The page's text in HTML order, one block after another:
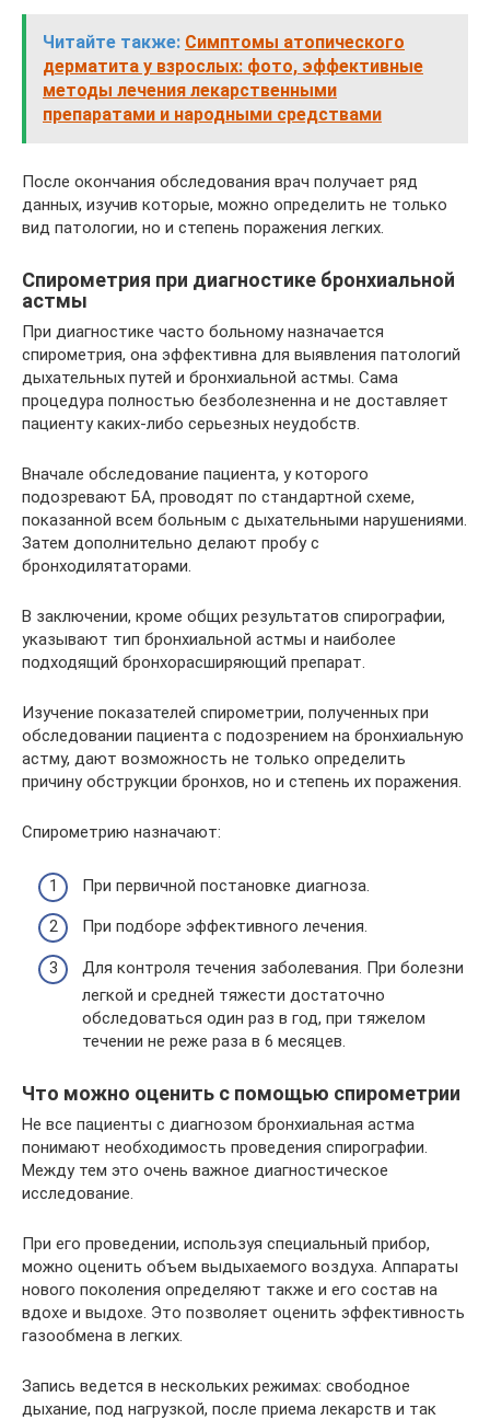
Читайте также: Симптомы атопического
дерматита у взрослых: фото, эффективные
методы лечения лекарственными
препаратами и народными средствами
После окончания обследования врач получает ряд
данных, изучив которые, можно определить не только
вид патологии, но и степень поражения легких.
Спирометрия при диагностике бронхиальной
астмы
При диагностике часто больному назначается
спирометрия, она эффективна для выявления патологий
дыхательных путей и бронхиальной астмы. Сама
процедура полностью безболезненна и не доставляет
пациенту каких-либо серьезных неудобств.
Вначале обследование пациента, у которого
подозревают БА, проводят по стандартной схеме,
показанной всем больным с дыхательными нарушениями.
Затем дополнительно делают пробу с
бронходилятаторами.
В заключении, кроме общих результатов спирографии,
указывают тип бронхиальной астмы и наиболее
подходящий бронхорасширяющий препарат.
Изучение показателей спирометрии, полученных при
обследовании пациента с подозрением на бронхиальную
астму, дают возможность не только определить
причину обструкции бронхов, но и степень их поражения.
Спирометрию назначают:
При первичной постановке диагноза.
При подборе эффективного лечения.
Для контроля течения заболевания. При болезни
легкой и средней тяжести достаточно
обследоваться один раз в год, при тяжелом
течении не реже раза в 6 месяцев.
Что можно оценить с помощью спирометрии
Не все пациенты с диагнозом бронхиальная астма
понимают необходимость проведения спирографии.
Между тем это очень важное диагностическое
исследование.
При его проведении, используя специальный прибор,
можно оценить объем выдыхаемого воздуха. Аппараты
нового поколения определяют также и его состав на
вдохе и выдохе. Это позволяет оценить эффективность
газообмена в легких.
Запись ведется в нескольких режимах: свободное
дыхание, под нагрузкой, после приема лекарств и так